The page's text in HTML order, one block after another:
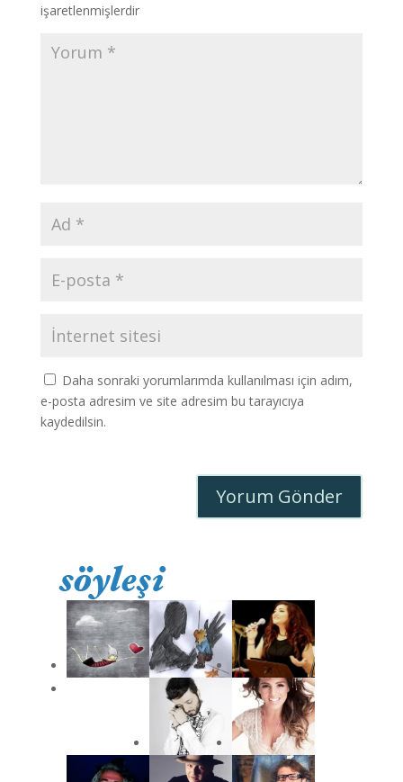
işaretlenmişlerdir
Daha sonraki yorumlarımda kullanılması için adım,
e-posta adresim ve site adresim bu tarayıcıya
kaydedilsin.